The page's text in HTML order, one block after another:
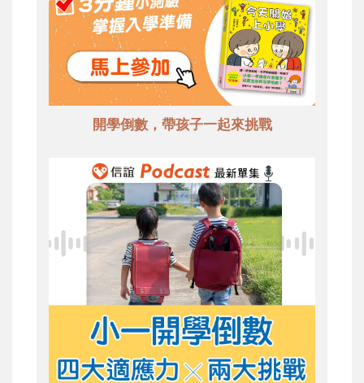
開學倒數，帶孩子一起來挑戰